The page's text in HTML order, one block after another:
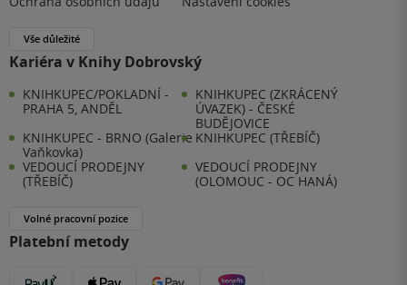
Vše důležité
Kariéra v Knihy Dobrovský
KNIHKUPEC/POKLADNÍ -
PRAHA 5, ANDĚL
KNIHKUPEC (ZKRÁCENÝ
ÚVAZEK) - ČESKÉ
BUDĚJOVICE
KNIHKUPEC - BRNO (Galerie
Vaňkovka)
KNIHKUPEC (TŘEBÍČ)
VEDOUCÍ PRODEJNY
(TŘEBÍČ)
VEDOUCÍ PRODEJNY
(OLOMOUC - OC HANÁ)
Volné pracovní pozice
Platební metody